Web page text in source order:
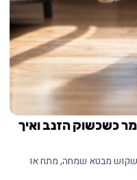
כשכשוק הזנב ואיך
מבטא שמחה, מתח או